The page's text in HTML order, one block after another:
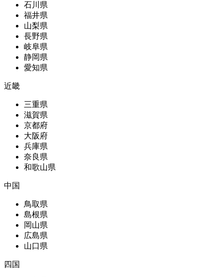
石川県
福井県
山梨県
長野県
岐阜県
静岡県
愛知県
近畿
三重県
滋賀県
京都府
大阪府
兵庫県
奈良県
和歌山県
中国
鳥取県
島根県
岡山県
広島県
山口県
四国